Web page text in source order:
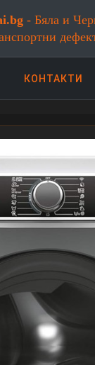
- Бяла и
КОНТАКТИ